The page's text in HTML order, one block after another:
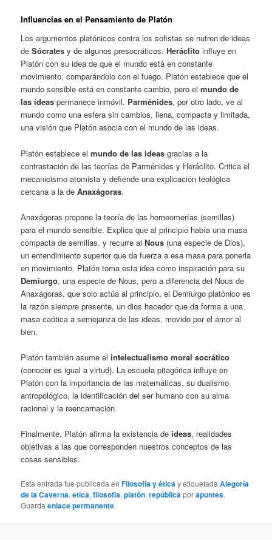
Influencias en el Pensamiento de Platón
Los argumentos platónicos contra los sofistas se nutren de ideas
deSócrates y de algunos presocráticos.Heráclito influye en
Platón con su idea de que el mundo está en constante
movimiento, comparándolo con el fuego. Platón establece que el
mundo sensible está en constante cambio, pero elmundo de
las ideas permanece inmóvil. Parménides, por otro lado, ve al
mundo como una esfera sin cambios, llena, compacta y limitada,
una visión que Platón asocia con el mundo de las ideas.
Platón establece elmundo de las ideas gracias a la
contrastación de las teorías de Parménides y Heráclito. Critica el
mecanicismo atomista y defiende una explicación teológica
cercana a la deAnaxágoras.
Anaxágoras propone la teoría de las homeomerías (semillas)
para el mundo sensible. Explica que al principio había una masa
compacta de semillas, y recurre alNous (una especie de Dios),
un entendimiento superior que da fuerza a esa masa para ponerla
en movimiento. Platón toma esta idea como inspiración para su
Demiurgo, una especie de Nous, pero a diferencia del Nous de
Anaxágoras, que solo actúa al principio, el Demiurgo platónico es
la razón siempre presente, un dios hacedor que da forma a una
masa caótica a semejanza de las ideas, movido por el amor al
bien.
Platón también asume elintelectualismo moral socrático
(conocer es igual a virtud). La escuela pitagórica influye en
Platón con la importancia de las matemáticas, su dualismo
antropológico, la identificación del ser humano con su alma
racional y la reencarnación.
Finalmente, Platón afirma la existencia deideas, realidades
objetivas a las que corresponden nuestros conceptos de las
cosas sensibles.
Esta entrada fue publicada enFilosofía y éticay etiquetadaAlegoría
de la Caverna,etica,filosofia,platón,repúblicaporapuntes.
Guardaenlace permanente.